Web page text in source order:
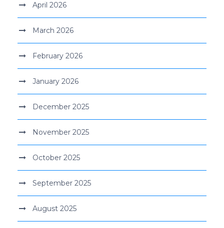
April 2026
March 2026
February 2026
January 2026
December 2025
November 2025
October 2025
September 2025
August 2025